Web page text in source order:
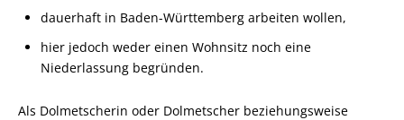
dauerhaft in Baden-Württemberg arbeiten wollen,
hier jedoch weder einen Wohnsitz noch eine
Niederlassung begründen.
Als Dolmetscherin oder Dolmetscher beziehungsweise